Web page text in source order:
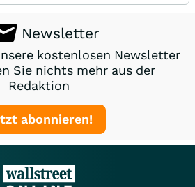
Newsletter
kostenlosen Newsletter
Sie nichts mehr aus der
Redaktion
abonnieren!